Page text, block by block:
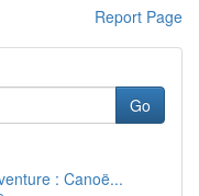
Report Page
Go
: Canoë...